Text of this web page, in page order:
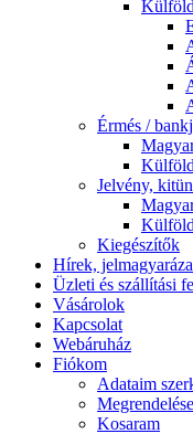
Érmés /
Jelvény,
Kiegészítők
Hírek,
Üzleti és szállítási
Vásárolok
Kapcsolat
Webáruház
Fiókom
Adataim
Kosaram